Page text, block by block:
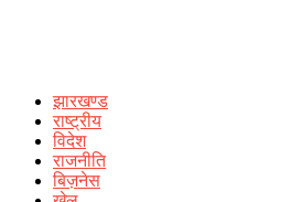
झारखण्ड
राष्ट्रीय
विदेश
राजनीति
बिज़नेस